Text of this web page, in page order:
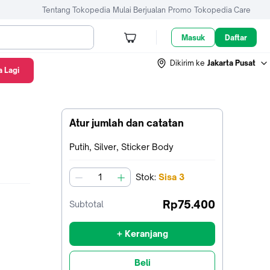
Tentang Tokopedia Mulai Berjualan Promo Tokopedia Care
Masuk Daftar
Dikirim ke Jakarta Pusat
Atur jumlah dan catatan
Terpilih:
Putih, Silver, Sticker Body
jumlah Stok: Sisa 3
Subtotal Rp75.400
+ Keranjang
Beli
Lagi